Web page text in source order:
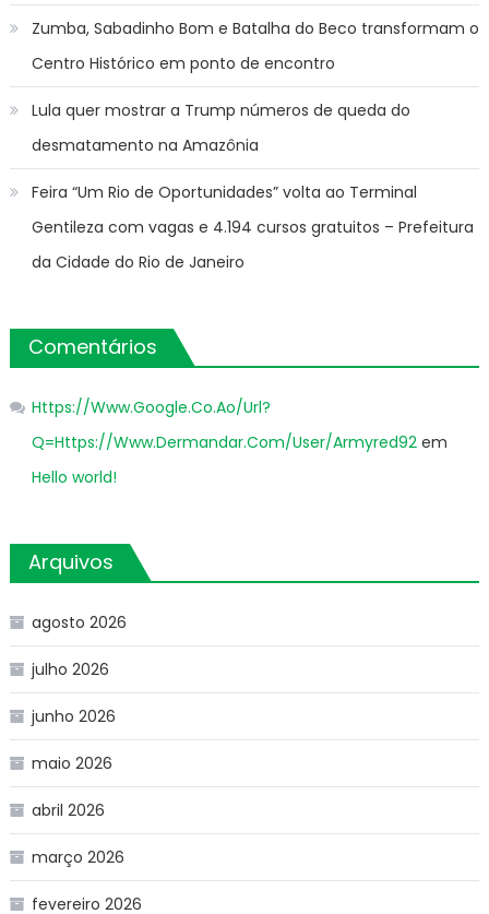
Zumba, Sabadinho Bom e Batalha do Beco transformam o
Centro Histórico em ponto de encontro
Lula quer mostrar a Trump números de queda do
desmatamento na Amazônia
Feira “Um Rio de Oportunidades” volta ao Terminal
Gentileza com vagas e 4.194 cursos gratuitos – Prefeitura
da Cidade do Rio de Janeiro
Comentários
Https://Www.Google.Co.Ao/Url?
Q=Https://Www.Dermandar.Com/User/Armyred92em
Hello world!
Arquivos
agosto 2026
julho 2026
junho 2026
maio 2026
abril 2026
março 2026
fevereiro 2026